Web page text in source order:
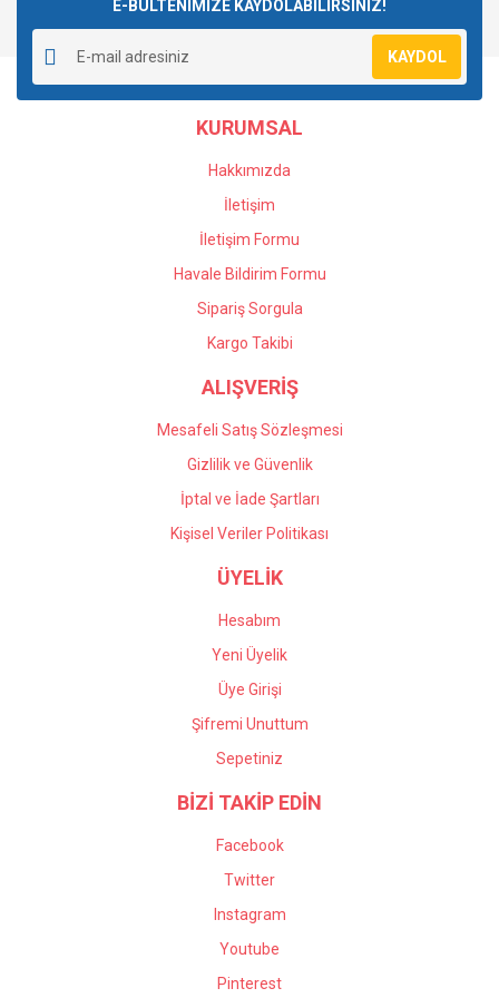
Yorum Yaz
Ürün resmi kalitesiz, bozuk veya görüntülenemiyor.
Ürün açıklamasında eksik bilgiler bulunuyor.
Ürün bilgilerinde hatalar bulunuyor.
Ürün fiyatı diğer sitelerden daha pahalı.
Gönder
E-BÜLTENİMİZE KAYDOLABİLİRSİNİZ!
KAYDOL
KURUMSAL
Hakkımızda
İletişim
İletişim Formu
Havale Bildirim Formu
Sipariş Sorgula
Kargo Takibi
ALIŞVERİŞ
Mesafeli Satış Sözleşmesi
Gizlilik ve Güvenlik
İptal ve İade Şartları
Kişisel Veriler Politikası
ÜYELİK
Hesabım
Yeni Üyelik
Üye Girişi
Şifremi Unuttum
Sepetiniz
BİZİ TAKİP EDİN
Facebook
Twitter
Instagram
Youtube
Pinterest